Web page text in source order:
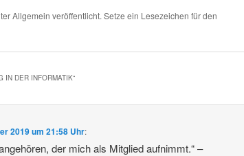
Allgemein veröffentlicht. Setze ein Lesezeichen für den
IN DER INFORMATIK“
2019 um 21:58 Uhr:
der mich als Mitglied aufnimmt.“ –